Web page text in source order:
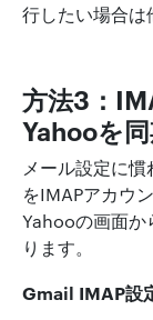
行したい場合は
方法3：
Yahooを
メール設定に
をIMAPアカウ
Yahooの画面か
ります。
Gmail IMAP設